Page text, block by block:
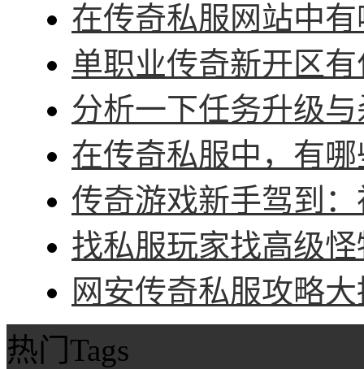
在传奇私服网站中
单职业传奇新开区
分析一下任务升级
在传奇私服中，有
传奇游戏新手驾到
找私服玩家找高级
网安传奇私服攻略
热门Tags